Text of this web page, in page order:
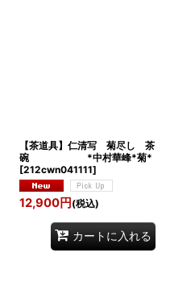
【茶道具】仁清写 菊尽し 茶
碗 *中村華峰*菊*
[212cwn041111]
12,900円 (税込)
カートに入れる